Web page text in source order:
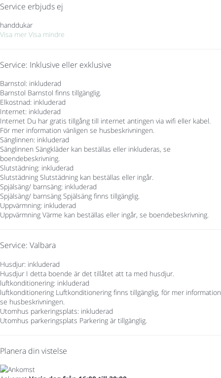
Service erbjuds ej
handdukar
Visa mer Visa mindre
Service: Inklusive eller exklusive
Barnstol: inkluderad
Barnstol Barnstol finns tillgänglig.
Elkostnad: inkluderad
Internet: inkluderad
Internet Du har gratis tillgång till internet antingen via wifi eller kabel.
För mer information vänligen se husbeskrivningen.
Sänglinnen: inkluderad
Sänglinnen Sängkläder kan beställas eller inkluderas, se
boendebeskrivning.
Slutstädning: inkluderad
Slutstädning Slutstädning kan beställas eller ingår.
Spjälsäng/ barnsäng: inkluderad
Spjälsäng/ barnsäng Spjälsäng finns tillgänglig.
Uppvärmning: inkluderad
Uppvärmning Värme kan beställas eller ingår, se boendebeskrivning.
Service: Valbara
Husdjur: inkluderad
Husdjur I detta boende är det tillåtet att ta med husdjur.
luftkonditionering: inkluderad
luftkonditionering Luftkonditionering finns tillgänglig, för mer information
se husbeskrivningen.
Utomhus parkeringsplats: inkluderad
Utomhus parkeringsplats Parkering är tillgänglig.
Planera din vistelse